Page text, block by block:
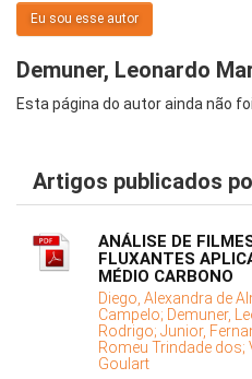
Eu sou esse autor
Demuner, Leonardo
Esta página do autor ainda não
Artigos publicados
ANÁLISE DE
FLUXANTES
MÉDIO CARBONO
Diego, Alexandra de
Campelo; Demuner,
Rodrigo; Junior,
Romeu Trindade dos;
Goulart